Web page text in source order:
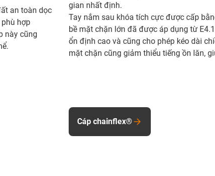
an toàn dọc
hợp
này cũng
gian nhất định.
Tay nắm sau khóa tích cực được cấp
bề mặt chặn lớn đã được áp dụng từ
ổn định cao và cũng cho phép kéo dài
mặt chặn cũng giảm thiểu tiếng ồn lăn,
Cáp chainflex®